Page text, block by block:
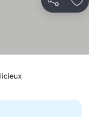
Partager